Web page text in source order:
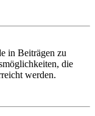
in Beiträgen zu
die
werden.